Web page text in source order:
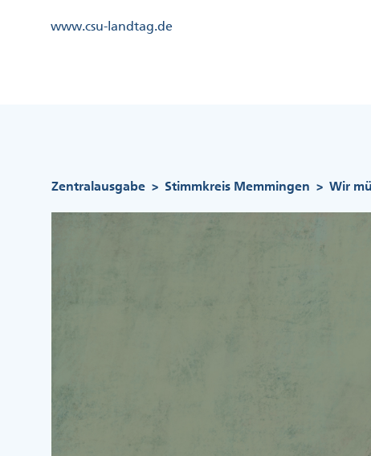
Kopfzeile
www.csu-landtag.de
Zentralausgabe > Stimmkreis Memmingen > Wir